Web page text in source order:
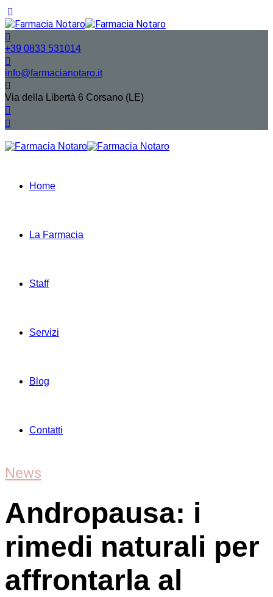
+39 0833 531014
info@farmacianotaro.it
Via della Libertà 6 Corsano (LE)
Home
La Farmacia
Staff
Servizi
Blog
Contatti
News
Andropausa: i
rimedi naturali per
affrontarla al